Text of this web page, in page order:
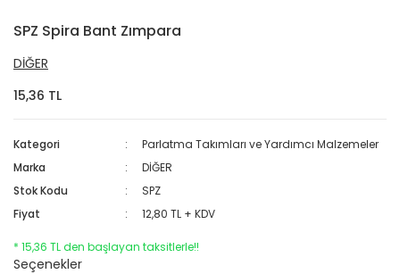
SPZ Spira Bant Zımpara
DİĞER
15,36 TL
Kategori
Parlatma Takımları ve Yardımcı Malzemeler
Marka
DİĞER
Stok Kodu
SPZ
Fiyat
12,80 TL + KDV
* 15,36 TL den başlayan taksitlerle!!
Seçenekler